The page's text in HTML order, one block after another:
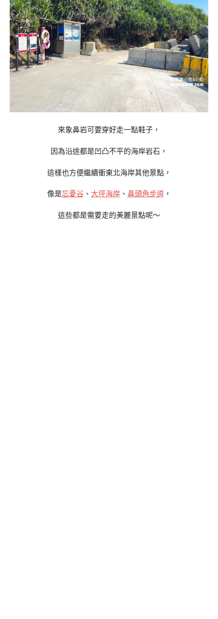
來象鼻岩可要穿好走一點鞋子，
因為沿途都是凹凸不平的海岸岩石，
這樣也方便繼續衝東北海岸其他景點，
像是忘憂谷 、 大坪海岸、 鼻頭角步道，
這些都是需要走的美麗景點呢～